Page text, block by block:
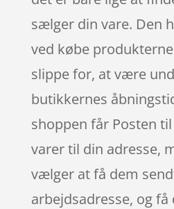
sælger din vare. Den
ved købe
slippe for, at være
butikkernes
shoppen får Posten
varer til din adresse,
vælger at få dem
arbejdsadresse, og